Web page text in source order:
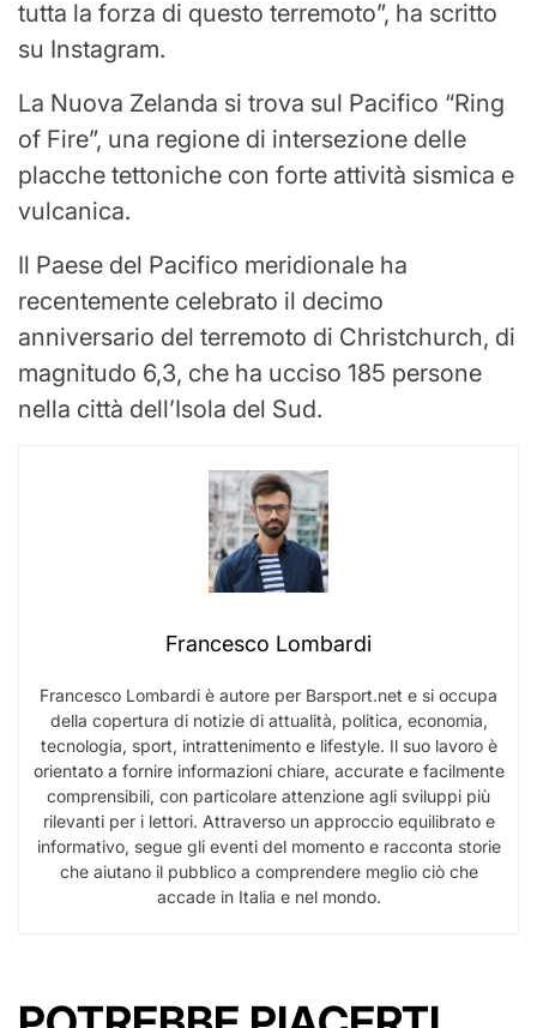
tutta la forza di questo terremoto”, ha scritto
su Instagram.
La Nuova Zelanda si trova sul Pacifico “Ring
of Fire”, una regione di intersezione delle
placche tettoniche con forte attività sismica e
vulcanica.
Il Paese del Pacifico meridionale ha
recentemente celebrato il decimo
anniversario del terremoto di Christchurch, di
magnitudo 6,3, che ha ucciso 185 persone
nella città dell’Isola del Sud.
Francesco Lombardi
Francesco Lombardi è autore per Barsport.net e si occupa
della copertura di notizie di attualità, politica, economia,
tecnologia, sport, intrattenimento e lifestyle. Il suo lavoro è
orientato a fornire informazioni chiare, accurate e facilmente
comprensibili, con particolare attenzione agli sviluppi più
rilevanti per i lettori. Attraverso un approccio equilibrato e
informativo, segue gli eventi del momento e racconta storie
che aiutano il pubblico a comprendere meglio ciò che
accade in Italia e nel mondo.